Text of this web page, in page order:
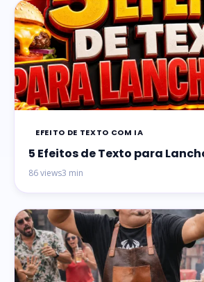
EFEITO DE TEXTO COM IA
5 Efeitos de Texto para
86 views3 min